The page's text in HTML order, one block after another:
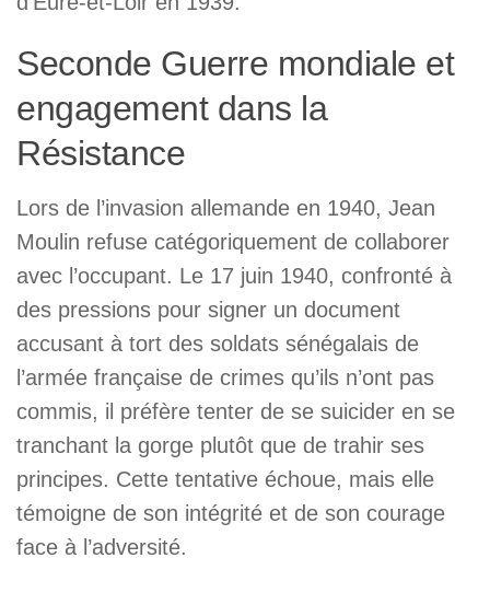
Seconde Guerre mondiale et
engagement dans la
Résistance
Lors de l’invasion allemande en 1940, Jean
Moulin refuse catégoriquement de collaborer
avec l’occupant. Le 17 juin 1940, confronté à
des pressions pour signer un document
accusant à tort des soldats sénégalais de
l’armée française de crimes qu’ils n’ont pas
commis, il préfère tenter de se suicider en se
tranchant la gorge plutôt que de trahir ses
principes. Cette tentative échoue, mais elle
témoigne de son intégrité et de son courage
face à l’adversité.